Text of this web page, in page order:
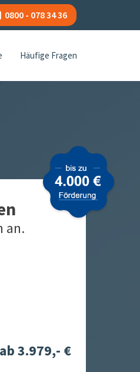
0800 - 078 34 36
Häufige Fragen
an.
3.979,- €